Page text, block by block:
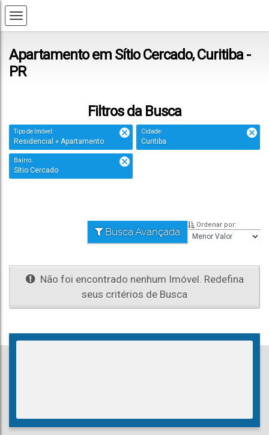
Apartamento em Sítio Cercado, Curitiba -
PR
Filtros da Busca
Tipo de Imóvel:
Residencial » Apartamento
Cidade:
Curitiba
Bairro:
Sítio Cercado
Busca Avançada
Ordenar por:
Não foi encontrado nenhum Imóvel. Redefina
seus critérios de Busca